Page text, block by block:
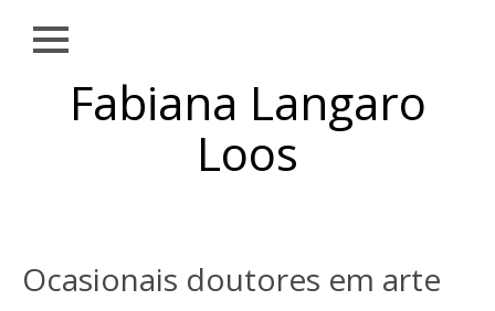
Fabiana Langaro
Loos
Close
NOTÍCIAS
Ocasionais doutores em arte